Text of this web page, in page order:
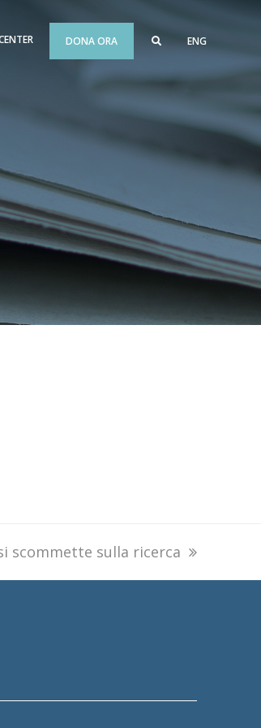
DONA ORA ENG
scommette sulla ricerca